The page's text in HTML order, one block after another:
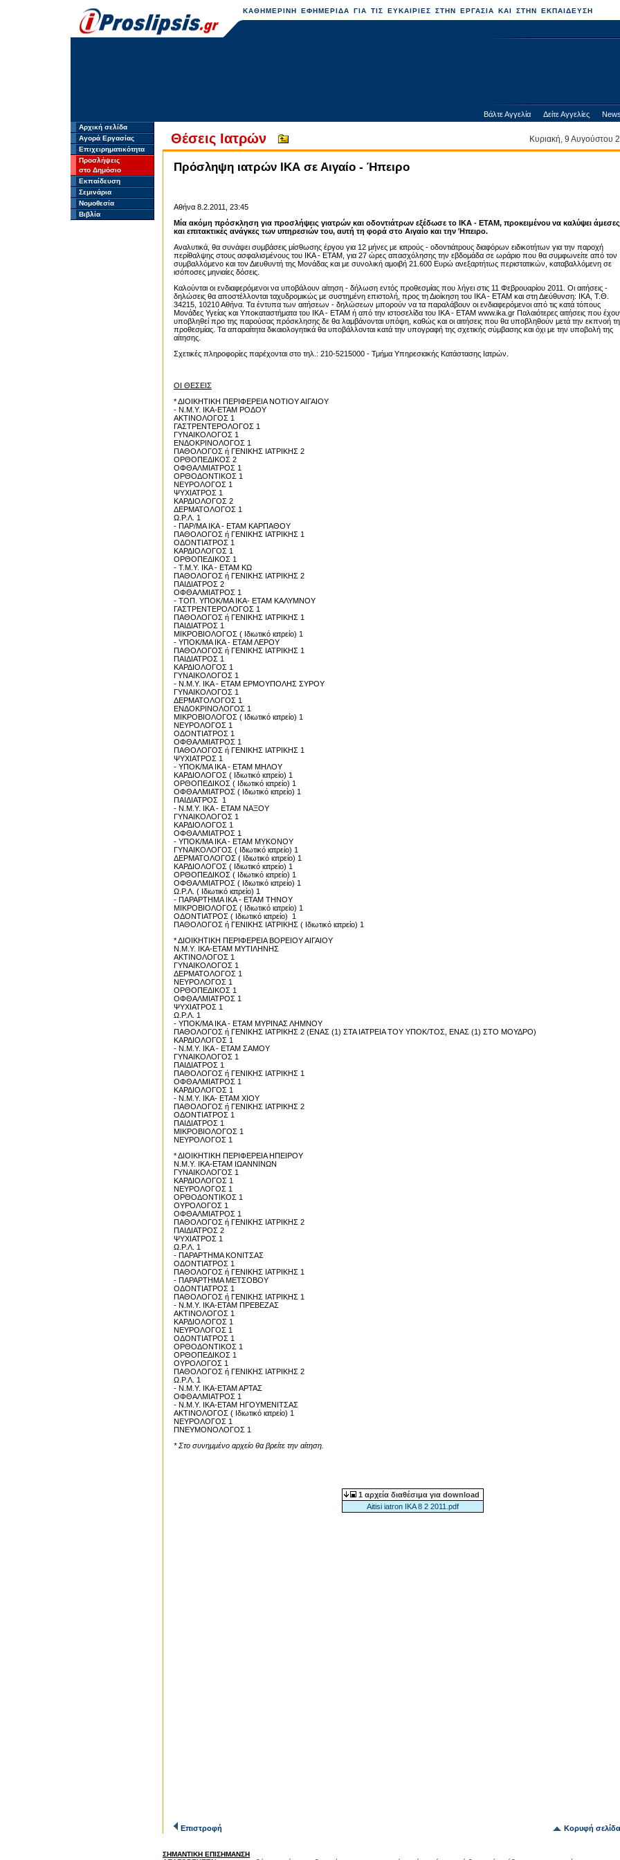
ΚΑΘΗΜΕΡΙΝΗ ΕΦΗΜΕΡΙΔΑ ΓΙΑ ΤΙΣ ΕΥΚΑΙΡΙΕΣ ΣΤΗΝ ΕΡΓΑΣΙΑ ΚΑΙ ΣΤΗΝ ΕΚΠΑΙΔΕΥΣΗ
Βάλτε Αγγελία Δείτε Αγγελίες
Αρχική σελίδα
Αγορά Εργασίας
Επιχειρηματικότητα
Προσλήψεις
στο Δημόσιο
Εκπαίδευση
Σεμινάρια
Νομοθεσία
Βιβλία
Θέσεις Ιατρών Κυριακή, 9
Πρόσληψη ιατρών ΙΚΑ σε Αιγαίο - Ήπειρο
Αθήνα 8.2.2011, 23:45
Μία ακόμη πρόσκληση για προσλήψεις γιατρών και οδοντιάτρων εξέδωσε το ΙΚΑ - ΕΤΑΜ, προκειμένου να καλύψει άμεσες
και επιτακτικές ανάγκες των υπηρεσιών του, αυτή τη φορά στο Αιγαίο και την Ήπειρο.
Αναλυτικά, θα συνάψει συμβάσεις μίσθωσης έργου για 12 μήνες με ιατρούς - οδοντιάτρους διαφόρων ειδικοτήτων για την παροχή
περίθαλψης στους ασφαλισμένους του ΙΚΑ - ΕΤΑΜ, για 27 ώρες απασχόλησης την εβδομάδα σε ωράριο που θα συμφωνείτε από τον
συμβαλλόμενο και τον Διευθυντή της Μονάδας και με συνολική αμοιβή 21.600 Ευρώ ανεξαρτήτως περιστατικών, καταβαλλόμενη σε
ισόποσες μηνιαίες δόσεις.
Καλούνται οι ενδιαφερόμενοι να υποβάλουν αίτηση - δήλωση εντός προθεσμίας που λήγει στις 11 Φεβρουαρίου 2011. Οι αιτήσεις -
δηλώσεις θα αποστέλλονται ταχυδρομικώς με συστημένη επιστολή, προς τη Διοίκηση του ΙΚΑ - ΕΤΑΜ και στη Διεύθυνση: ΙΚΑ, Τ.Θ.
34215, 10210 Αθήνα. Τα έντυπα των αιτήσεων - δηλώσεων μπορούν να τα παραλάβουν οι ενδιαφερόμενοι από τις κατά τόπους
Μονάδες Υγείας και Υποκαταστήματα του ΙΚΑ - ΕΤΑΜ ή από την ιστοσελίδα του ΙΚΑ - ΕΤΑΜ www.ika.gr Παλαιότερες αιτήσεις που
υποβληθεί προ της παρούσας πρόσκλησης δε θα λαμβάνονται υπόψη, καθώς και οι αιτήσεις που θα υποβληθούν μετά την εκπνοή
προθεσμίας. Τα απαραίτητα δικαιολογητικά θα υποβάλλονται κατά την υπογραφή της σχετικής σύμβασης και όχι με την υποβολή της
αίτησης.
Σχετικές πληροφορίες παρέχονται στο τηλ.: 210-5215000 - Τμήμα Υπηρεσιακής Κατάστασης Ιατρών.
ΟΙ ΘΕΣΕΙΣ
* ΔΙΟΙΚΗΤΙΚΗ ΠΕΡΙΦΕΡΕΙΑ ΝΟΤΙΟΥ ΑΙΓΑΙΟΥ
- Ν.Μ.Υ. ΙΚΑ-ΕΤΑΜ ΡΟΔΟΥ
ΑΚΤΙΝΟΛΟΓΟΣ 1
ΓΑΣΤΡΕΝΤΕΡΟΛΟΓΟΣ 1
ΓΥΝΑΙΚΟΛΟΓΟΣ 1
ΕΝΔΟΚΡΙΝΟΛΟΓΟΣ 1
ΠΑΘΟΛΟΓΟΣ ή ΓΕΝΙΚΗΣ ΙΑΤΡΙΚΗΣ 2
ΟΡΘΟΠΕΔΙΚΟΣ 2
ΟΦΘΑΛΜΙΑΤΡΟΣ 1
ΟΡΘΟΔΟΝΤΙΚΟΣ 1
ΝΕΥΡΟΛΟΓΟΣ 1
ΨΥΧΙΑΤΡΟΣ 1
ΚΑΡΔΙΟΛΟΓΟΣ 2
ΔΕΡΜΑΤΟΛΟΓΟΣ 1
Ω.Ρ.Λ. 1
- ΠΑΡ/ΜΑ ΙΚΑ - ΕΤΑΜ ΚΑΡΠΑΘΟΥ
ΠΑΘΟΛΟΓΟΣ ή ΓΕΝΙΚΗΣ ΙΑΤΡΙΚΗΣ 1
ΟΔΟΝΤΙΑΤΡΟΣ 1
ΚΑΡΔΙΟΛΟΓΟΣ 1
ΟΡΘΟΠΕΔΙΚΟΣ 1
- Τ.Μ.Υ. ΙΚΑ - ΕΤΑΜ ΚΩ
ΠΑΘΟΛΟΓΟΣ ή ΓΕΝΙΚΗΣ ΙΑΤΡΙΚΗΣ 2
ΠΑΙΔΙΑΤΡΟΣ 2
ΟΦΘΑΛΜΙΑΤΡΟΣ 1
- ΤΟΠ. ΥΠΟΚ/ΜΑ ΙΚΑ- ΕΤΑΜ ΚΑΛΥΜΝΟΥ
ΓΑΣΤΡΕΝΤΕΡΟΛΟΓΟΣ 1
ΠΑΘΟΛΟΓΟΣ ή ΓΕΝΙΚΗΣ ΙΑΤΡΙΚΗΣ 1
ΠΑΙΔΙΑΤΡΟΣ 1
ΜΙΚΡΟΒΙΟΛΟΓΟΣ ( Ιδιωτικό ιατρείο) 1
- ΥΠΟΚ/ΜΑ ΙΚΑ - ΕΤΑΜ ΛΕΡΟΥ
ΠΑΘΟΛΟΓΟΣ ή ΓΕΝΙΚΗΣ ΙΑΤΡΙΚΗΣ 1
ΠΑΙΔΙΑΤΡΟΣ 1
ΚΑΡΔΙΟΛΟΓΟΣ 1
ΓΥΝΑΙΚΟΛΟΓΟΣ 1
- Ν.Μ.Υ. ΙΚΑ - ΕΤΑΜ ΕΡΜΟΥΠΟΛΗΣ ΣΥΡΟΥ
ΓΥΝΑΙΚΟΛΟΓΟΣ 1
ΔΕΡΜΑΤΟΛΟΓΟΣ 1
ΕΝΔΟΚΡΙΝΟΛΟΓΟΣ 1
ΜΙΚΡΟΒΙΟΛΟΓΟΣ ( Ιδιωτικό ιατρείο) 1
ΝΕΥΡΟΛΟΓΟΣ 1
ΟΔΟΝΤΙΑΤΡΟΣ 1
ΟΦΘΑΛΜΙΑΤΡΟΣ 1
ΠΑΘΟΛΟΓΟΣ ή ΓΕΝΙΚΗΣ ΙΑΤΡΙΚΗΣ 1
ΨΥΧΙΑΤΡΟΣ 1
- ΥΠΟΚ/ΜΑ ΙΚΑ - ΕΤΑΜ ΜΗΛΟΥ
KAΡΔΙΟΛΟΓΟΣ ( Ιδιωτικό ιατρείο) 1
ΟΡΘΟΠΕΔΙΚΟΣ ( Ιδιωτικό ιατρείο) 1
ΟΦΘΑΛΜΙΑΤΡΟΣ ( Ιδιωτικό ιατρείο) 1
ΠΑΙΔΙΑΤΡΟΣ 1
- Ν.Μ.Υ. ΙΚΑ - ΕΤΑΜ ΝΑΞΟΥ
ΓΥΝΑΙΚΟΛΟΓΟΣ 1
ΚΑΡΔΙΟΛΟΓΟΣ 1
ΟΦΘΑΛΜΙΑΤΡΟΣ 1
- ΥΠΟΚ/ΜΑ ΙΚΑ - ΕΤΑΜ ΜΥΚΟΝΟΥ
ΓΥΝΑΙΚΟΛΟΓΟΣ ( Ιδιωτικό ιατρείο) 1
ΔΕΡΜΑΤΟΛΟΓΟΣ ( Ιδιωτικό ιατρείο) 1
ΚΑΡΔΙΟΛΟΓΟΣ ( Ιδιωτικό ιατρείο) 1
ΟΡΘΟΠΕΔΙΚΟΣ ( Ιδιωτικό ιατρείο) 1
ΟΦΘΑΛΜΙΑΤΡΟΣ ( Ιδιωτικό ιατρείο) 1
Ω.Ρ.Λ. ( Ιδιωτικό ιατρείο) 1
- ΠΑΡΑΡΤΗΜΑ ΙΚΑ - ΕΤΑΜ ΤΗΝΟΥ
ΜΙΚΡΟΒΙΟΛΟΓΟΣ ( Ιδιωτικό ιατρείο) 1
ΟΔΟΝΤΙΑΤΡΟΣ ( Ιδιωτικό ιατρείο) 1
ΠΑΘΟΛΟΓΟΣ ή ΓΕΝΙΚΗΣ ΙΑΤΡΙΚΗΣ ( Ιδιωτικό ιατρείο) 1
* ΔΙΟΙΚΗΤΙΚΗ ΠΕΡΙΦΕΡΕΙΑ ΒΟΡΕΙΟΥ ΑΙΓΑΙΟΥ
Ν.Μ.Υ. ΙΚΑ-ΕΤΑΜ ΜΥΤΙΛΗΝΗΣ
ΑΚΤΙΝΟΛΟΓΟΣ 1
ΓΥΝΑΙΚΟΛΟΓΟΣ 1
ΔΕΡΜΑΤΟΛΟΓΟΣ 1
ΝΕΥΡΟΛΟΓΟΣ 1
ΟΡΘΟΠΕΔΙΚΟΣ 1
ΟΦΘΑΛΜΙΑΤΡΟΣ 1
ΨΥΧΙΑΤΡΟΣ 1
Ω.Ρ.Λ. 1
- ΥΠΟΚ/ΜΑ ΙΚΑ - ΕΤΑΜ ΜΥΡΙΝΑΣ ΛΗΜΝΟΥ
ΠΑΘΟΛΟΓΟΣ ή ΓΕΝΙΚΗΣ ΙΑΤΡΙΚΗΣ 2 (ΕΝΑΣ (1) ΣΤΑ ΙΑΤΡΕΙΑ ΤΟΥ ΥΠΟΚ/ΤΟΣ, ΕΝΑΣ (1) ΣΤΟ ΜΟΥΔΡΟ)
ΚΑΡΔΙΟΛΟΓΟΣ 1
- Ν.Μ.Υ. ΙΚΑ - ΕΤΑΜ ΣΑΜΟΥ
ΓΥΝΑΙΚΟΛΟΓΟΣ 1
ΠΑΙΔΙΑΤΡΟΣ 1
ΠΑΘΟΛΟΓΟΣ ή ΓΕΝΙΚΗΣ ΙΑΤΡΙΚΗΣ 1
ΟΦΘΑΛΜΙΑΤΡΟΣ 1
ΚΑΡΔΙΟΛΟΓΟΣ 1
- Ν.Μ.Υ. ΙΚΑ- ΕΤΑΜ ΧΙΟΥ
ΠΑΘΟΛΟΓΟΣ ή ΓΕΝΙΚΗΣ ΙΑΤΡΙΚΗΣ 2
ΟΔΟΝΤΙΑΤΡΟΣ 1
ΠΑΙΔΙΑΤΡΟΣ 1
ΜΙΚΡΟΒΙΟΛΟΓΟΣ 1
ΝΕΥΡΟΛΟΓΟΣ 1
* ΔΙΟΙΚΗΤΙΚΗ ΠΕΡΙΦΕΡΕΙΑ ΗΠΕΙΡΟΥ
Ν.Μ.Υ. ΙΚΑ-ΕΤΑΜ ΙΩΑΝΝΙΝΩΝ
ΓΥΝΑΙΚΟΛΟΓΟΣ 1
ΚΑΡΔΙΟΛΟΓΟΣ 1
ΝΕΥΡΟΛΟΓΟΣ 1
ΟΡΘΟΔΟΝΤΙΚΟΣ 1
ΟΥΡΟΛΟΓΟΣ 1
ΟΦΘΑΛΜΙΑΤΡΟΣ 1
ΠΑΘΟΛΟΓΟΣ ή ΓΕΝΙΚΗΣ ΙΑΤΡΙΚΗΣ 2
ΠΑΙΔΙΑΤΡΟΣ 2
ΨΥΧΙΑΤΡΟΣ 1
Ω.Ρ.Λ. 1
- ΠΑΡΑΡΤΗΜΑ ΚΟΝΙΤΣΑΣ
ΟΔΟΝΤΙΑΤΡΟΣ 1
ΠΑΘΟΛΟΓΟΣ ή ΓΕΝΙΚΗΣ ΙΑΤΡΙΚΗΣ 1
- ΠΑΡΑΡΤΗΜΑ ΜΕΤΣΟΒΟΥ
ΟΔΟΝΤΙΑΤΡΟΣ 1
ΠΑΘΟΛΟΓΟΣ ή ΓΕΝΙΚΗΣ ΙΑΤΡΙΚΗΣ 1
- Ν.Μ.Υ. ΙΚΑ-ΕΤΑΜ ΠΡΕΒΕΖΑΣ
ΑΚΤΙΝΟΛΟΓΟΣ 1
ΚΑΡΔΙΟΛΟΓΟΣ 1
ΝΕΥΡΟΛΟΓΟΣ 1
ΟΔΟΝΤΙΑΤΡΟΣ 1
ΟΡΘΟΔΟΝΤΙΚΟΣ 1
ΟΡΘΟΠΕΔΙΚΟΣ 1
ΟΥΡΟΛΟΓΟΣ 1
ΠΑΘΟΛΟΓΟΣ ή ΓΕΝΙΚΗΣ ΙΑΤΡΙΚΗΣ 2
Ω.Ρ.Λ. 1
- Ν.Μ.Υ. ΙΚΑ-ΕΤΑΜ ΑΡΤΑΣ
ΟΦΘΑΛΜΙΑΤΡΟΣ 1
- Ν.Μ.Υ. ΙΚΑ-ΕΤΑΜ ΗΓΟΥΜΕΝΙΤΣΑΣ
ΑΚΤΙΝΟΛΟΓΟΣ ( Ιδιωτικό ιατρείο) 1
ΝΕΥΡΟΛΟΓΟΣ 1
ΠΝΕΥΜΟΝΟΛΟΓΟΣ 1
* Στο συνημμένο αρχείο θα βρείτε την αίτηση.
1 αρχεία διαθέσιμα για download
Aitisi iatron IKA 8 2 2011.pdf
Επιστροφή Κορυφή
ΣΗΜΑΝΤΙΚΗ ΕΠΙΣΗΜΑΝΣΗ